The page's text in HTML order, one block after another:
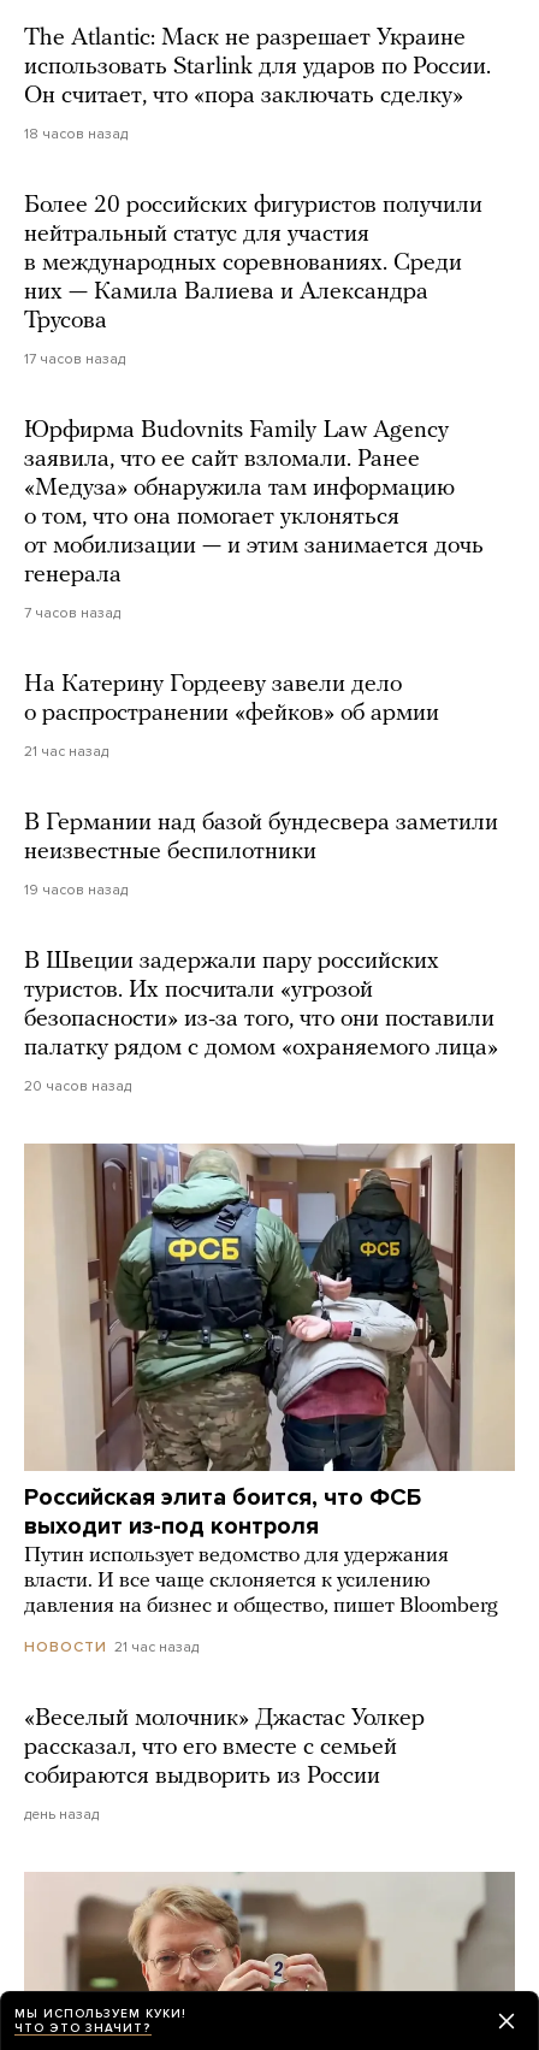
The Atlantic: Маск не разрешает Украине
использовать Starlink для ударов по России.
Он считает, что «пора заключать сделку»
18 часов назад
Более 20 российских фигуристов получили
нейтральный статус для участия
в международных соревнованиях. Среди
них — Камила Валиева и Александра
Трусова
17 часов назад
Юрфирма Budovnits Family Law Agency
заявила, что ее сайт взломали. Ранее
«Медуза» обнаружила там информацию
о том, что она помогает уклоняться
от мобилизации — и этим занимается дочь
генерала
7 часов назад
На Катерину Гордееву завели дело
о распространении «фейков» об армии
21 час назад
В Германии над базой бундесвера заметили
неизвестные беспилотники
19 часов назад
В Швеции задержали пару российских
туристов. Их посчитали «угрозой
безопасности» из-за того, что они поставили
палатку рядом с домом «охраняемого лица»
20 часов назад
Российская элита боится, что ФСБ
выходит из-под контроля
Путин использует ведомство для удержания
власти. И все чаще склоняется к усилению
давления на бизнес и общество, пишет Bloomberg
НОВОСТИ 21 час назад
«Веселый молочник» Джастас Уолкер
рассказал, что его вместе с семьей
собираются выдворить из России
день назад
МЫ ИСПОЛЬЗУЕМ КУКИ!
ЧТО ЭТО ЗНАЧИТ?